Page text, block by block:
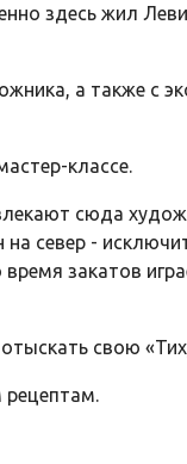
здесь жил
а также с
классе.
сюда
север -
закатов
свою
рецептам.